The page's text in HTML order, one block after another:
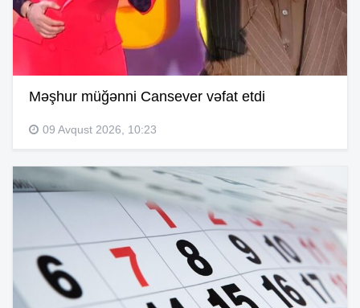
Məşhur müğənni Cansever vəfat etdi
09 Avqust 2026, 10:23